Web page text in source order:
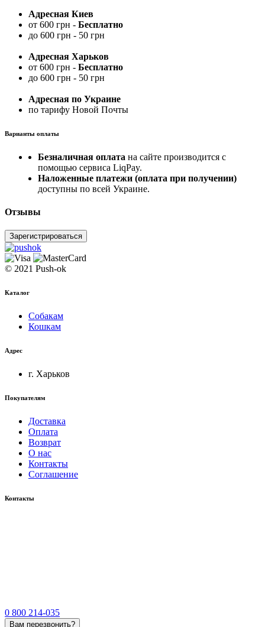
Адресная Киев
от 600 грн - Бесплатно
до 600 грн - 50 грн
Адресная Харьков
от 600 грн - Бесплатно
до 600 грн - 50 грн
Адресная по Украине
по тарифу Новой Почты
Варианты оплаты
Безналичная оплата на сайте производится с
помощью сервиса LiqPay.
Наложенные платежи (оплата при получении)
доступны по всей Украине.
Отзывы
Зарегистрироваться
© 2021 Push-ok
Каталог
Собакам
Кошкам
Адрес
г. Харьков
Покупателям
Доставка
Оплата
Возврат
О нас
Контакты
Соглашение
Контакты
0 800 214-035
Вам перезвонить?